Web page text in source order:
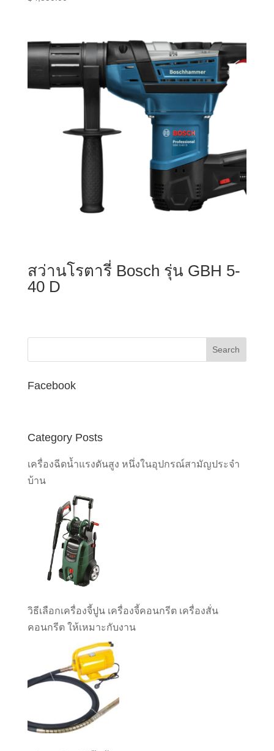
สว่านโรตารี่ Bosch รุ่น GBH 5-
40 D
Facebook
Category Posts
เครื่องฉีดน้ำแรงดันสูง หนึ่งในอุปกรณ์สามัญประจำ
บ้าน
วิธีเลือกเครื่องจี้ปูน เครื่องจี้คอนกรีต เครื่องสั่น
คอนกรีต ให้เหมาะกับงาน